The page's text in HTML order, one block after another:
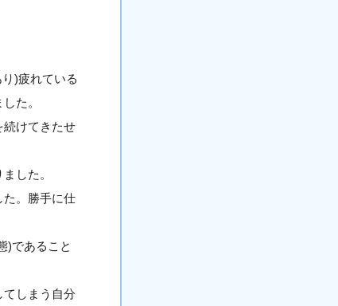
)疲れている
た。
続けてきたせ
した。
た。勝手に仕
)であること
てしまう自分